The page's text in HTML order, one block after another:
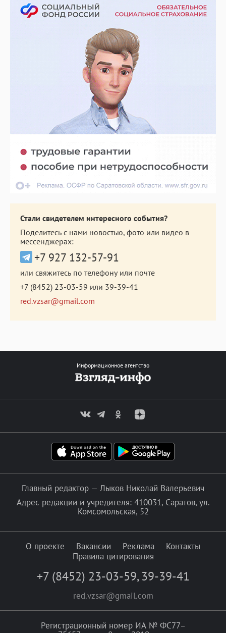
Стали свидетелем интересного события?
Поделитесь с нами новостью, фото или видео в
мессенджерах:
+7 927 132-57-91
или свяжитесь по телефону или почте
+7 (8452) 23-03-59 или 39-39-41
red.vzsar@gmail.com
Информационное агентство
Главный редактор — Лыков Николай Валерьевич
Адрес редакции и учредителя: 410031, Саратов, ул.
Комсомольская, 52
О проекте Вакансии Реклама
Контакты
Правила цитирования
+7 (8452) 23-03-59, 39-39-41
red.vzsar@gmail.com
Регистрационный номер ИА № ФС77–